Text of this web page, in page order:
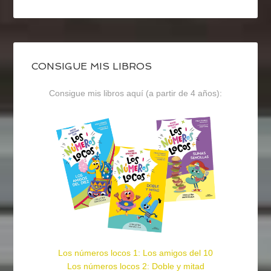
CONSIGUE MIS LIBROS
Consigue mis libros aquí (a partir de 4 años):
Los números locos 1: Los amigos del 10
Los números locos 2: Doble y mitad